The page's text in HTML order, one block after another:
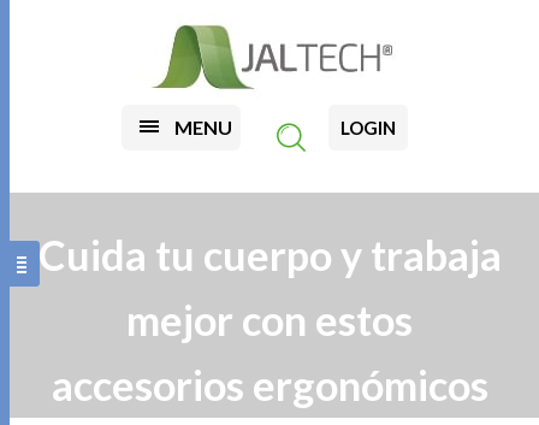
MENU LOGIN
Cuida tu cuerpo y trabaja
mejor con estos
accesorios ergonómicos